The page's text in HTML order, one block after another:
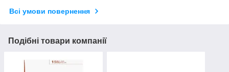
Всі умови повернення
Подібні товари компанії